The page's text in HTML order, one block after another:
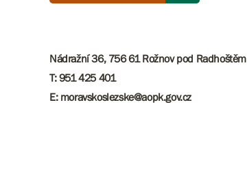
Nádražní 36, 756 61 Rožnov pod Radhoštěm
T: 951 425 401
E: moravskoslezske@aopk.gov.cz